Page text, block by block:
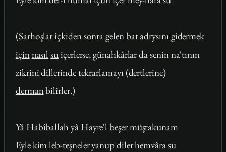
(Sarhoşlar içkidensonragelen bat adrysını gidermek
içinnasıl suiçerlerse, günahkârlar da senin na'tının
zikrini dillerinde tekrarlamayı (dertlerine)
dermanbilirler.)
Yâ Habîballah yâ Hayre'lbeşermüştakunam
Eylekimleb-teşneler yanup diler hemvârasu